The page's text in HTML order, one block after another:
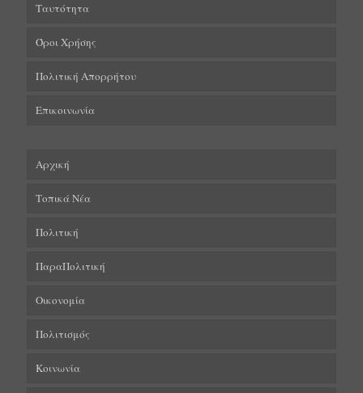
Ταυτότητα
Όροι Χρήσης
Πολιτική Απορρήτου
Επικοινωνία
Αρχική
Τοπικά Νέα
Πολιτική
ΠαραΠολιτική
Οικονομία
Πολιτισμός
Κοινωνία